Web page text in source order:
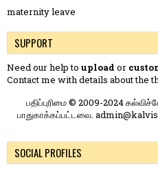
maternity leave
SUPPORT
Need our help to upload or
Contact me with details about the
பதிப்புரிமை © 2009-2024
பாதுகாக்கப்பட்டவை.
SOCIAL PROFILES